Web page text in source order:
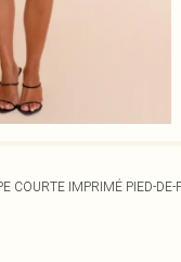
COURTE IMPRIMÉ PIED-DE-